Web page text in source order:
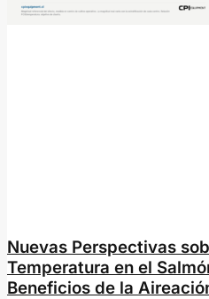
Nuevas Perspectivas
Temperatura en el
Beneficios de la